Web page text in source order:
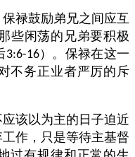
禄鼓励弟兄之间应互
些闲荡的兄弟要积极
3:6-16）。保禄在这一
不务正业者严厉的斥
该以为主的日子迫近
作，只是等待主基督